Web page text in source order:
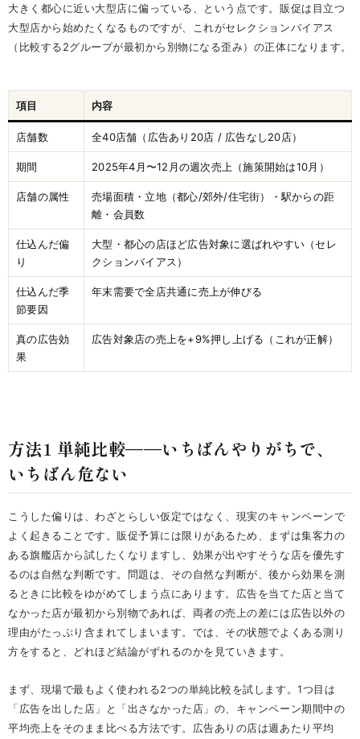
大きく都心に近い大型店に偏っている、という点です。販促は目立つ
大型店から始めたくなるものですが、これがセレクションバイアス
（比較する2グループが最初から別物になる歪み）の正体になります。
項目 内容
店舗数 全40店舗（広告あり20店 / 広告なし20店）
期間 2025年4月〜12月の週次売上（施策開始は10月）
店舗の属性
売場面積・立地（都心/郊外/住宅街）・駅からの距
離・会員数
仕込んだ偏
り
大型・都心の店ほど広告対象に選ばれやすい（セレ
クションバイアス）
仕込んだ季
節要因
年末需要で全店共通に売上が伸びる
真の広告効
果
広告対象店の売上を+9%押し上げる（これが正解）
方法1 単純比較——いちばんやりがちで、
いちばん危ない
こうした偏りは、わざとらしい仮定ではなく、現実のキャンペーンで
よく起きることです。販促予算には限りがあるため、まずは集客力の
ある旗艦店から試したくなりますし、効果が出やすそうな店を優先す
るのは自然な判断です。問題は、その自然な判断が、後から効果を測
るときに比較をゆがめてしまう点にあります。広告を当てた店と当て
なかった店が最初から別物であれば、両者の売上の差には広告以外の
理由がたっぷり含まれてしまいます。では、その状態でよくある測り
方をすると、どれほど結論がずれるのかを見ていきます。
まず、現場で最もよく使われる2つの単純比較を試します。1つ目は
「広告を出した店」と「出さなかった店」の、キャンペーン期間中の
平均売上をそのまま比べる方法です。広告ありの店は週あたり平均